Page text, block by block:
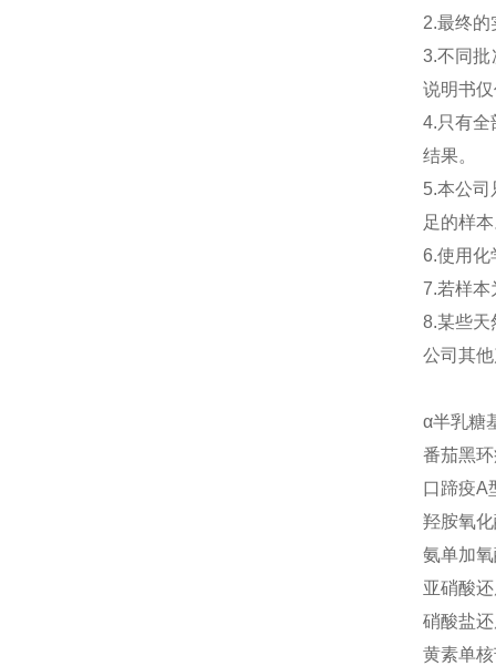
2.最终
3.不同
说明书
4.只有全
结果。
5.本公
足的样
6.使用化
7.若样本
8.某些天
公司其
α半乳糖
番茄黑
口蹄疫A
羟胺氧
氨单加
亚硝酸
硝酸盐
黄素单